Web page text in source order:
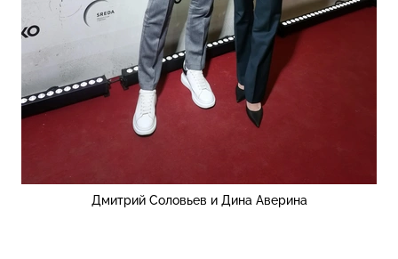
Дмитрий Соловьев и Дина Аверина